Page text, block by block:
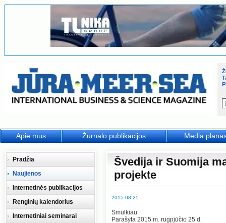
Švedija ir Suomija
projekte
2015 08 25
Smulkiau
Parašyta 2015 m. rugpjūčio 25 d.
Pradžia
Naujienos
Internetinės publikacijos
Renginių kalendorius
Internetiniai seminarai
Apie mus Žurnalo publikacijos Media